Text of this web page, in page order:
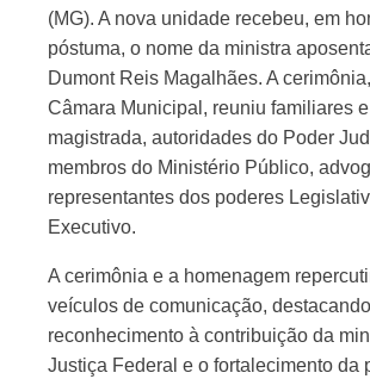
(MG). A nova unidade recebeu, em
póstuma, o nome da ministra
Dumont Reis Magalhães. A
Câmara Municipal, reuniu familiares
magistrada, autoridades do Poder
membros do Ministério Público,
representantes dos poderes
Executivo.
A cerimônia e a homenagem
veículos de comunicação,
reconhecimento à contribuição da
Justiça Federal e o fortalecimento da